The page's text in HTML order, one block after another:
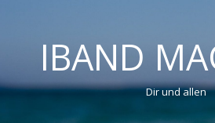
IBAND
Dir und allen